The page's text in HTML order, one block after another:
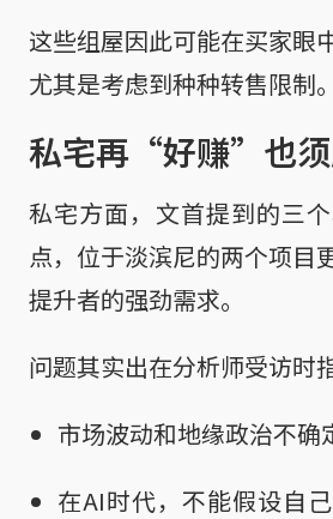
这些组屋因此可能在买家眼
尤其是考虑到种种转售限制。
私宅再“好赚”也须
私宅方面，文首提到的三
点，位于淡滨尼的两个项目
提升者的强劲需求。
问题其实出在分析师受访时
市场波动和地缘政治不确
在AI时代，不能假设自